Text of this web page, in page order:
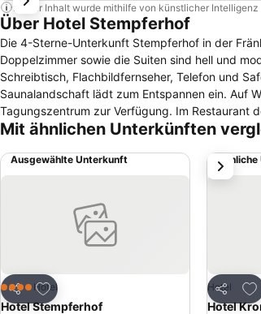
Dieser Inhalt wurde mithilfe von künstlicher
Über Hotel Stempferhof
Die 4-Sterne-Unterkunft Stempferhof in der
Doppelzimmer sowie die Suiten sind hell und
Schreibtisch, Flachbildfernseher, Telefon und Safe. Im
Saunalandschaft lädt zum Entspannen ein. Auf
Tagungszentrum zur Verfügung. Im Restaurant des Stempferhof werden besonders regionale fränkische Gerichte serviert, die aus frischen Zutaten
zubereitet werden. Im Kaffee- und Barbereich mit Kaminlounge
und Radtouren, durch die man die schöne
Mit ähnlichen Unterkünften
Ausgewählte Unterkunft
Teilen
Zu Favoriten hinzufügen
4 SterneHotel
Hotel Stempferhof
Teilen
Zu
Hotel
Hotel
weiter